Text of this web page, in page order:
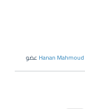
Hanan Mahmoud عضو